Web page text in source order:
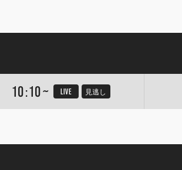
10:10~ LIVE 見逃し